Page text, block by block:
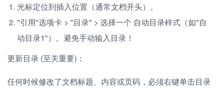
光标定位到插入位置（通常文档开头）。
"引用"选项卡 > "目录" > 选择一个 自动目录样式（如"自
动目录1"）。避免手动输入目录！
更新目录 (至关重要)：
任何时候修改了文档标题、内容或页码，必须右键单击目录